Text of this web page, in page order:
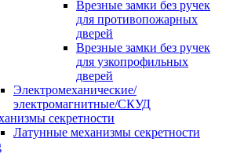
Врезные замки без ручек
для противопожарных
дверей
Врезные замки без ручек
для узкопрофильных
дверей
Электромеханические/
электромагнитные/СКУД
секретности
Латунные механизмы секретности